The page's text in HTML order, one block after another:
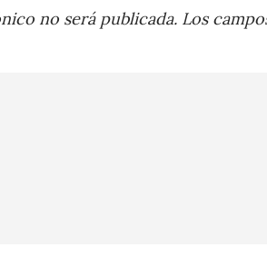
no será publicada. Los